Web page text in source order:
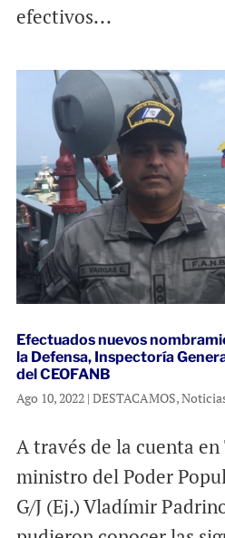
efectivos...
Efectuados nuevos
la Defensa, Inspectoría
del CEOFANB
Ago 10, 2022| DESTACAMOS,
A través de la cuenta
ministro del Poder
G/J (Ej.) Vladímir